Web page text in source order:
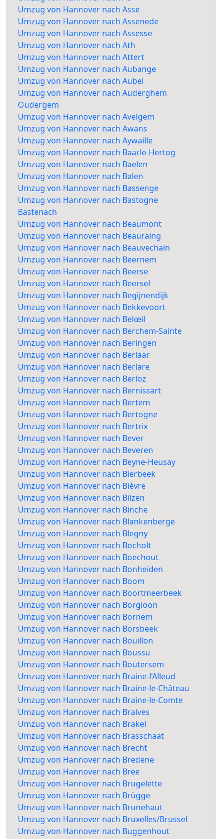
Umzug von Hannover nach Asse
Umzug von Hannover nach Assenede
Umzug von Hannover nach Assesse
Umzug von Hannover nach Ath
Umzug von Hannover nach Attert
Umzug von Hannover nach Aubange
Umzug von Hannover nach Aubel
Umzug von Hannover nach Auderghem
Oudergem
Umzug von Hannover nach Avelgem
Umzug von Hannover nach Awans
Umzug von Hannover nach Aywaille
Umzug von Hannover nach Baarle-Hertog
Umzug von Hannover nach Baelen
Umzug von Hannover nach Balen
Umzug von Hannover nach Bassenge
Umzug von Hannover nach Bastogne
Bastenach
Umzug von Hannover nach Beaumont
Umzug von Hannover nach Beauraing
Umzug von Hannover nach Beauvechain
Umzug von Hannover nach Beernem
Umzug von Hannover nach Beerse
Umzug von Hannover nach Beersel
Umzug von Hannover nach Begijnendijk
Umzug von Hannover nach Bekkevoort
Umzug von Hannover nach Belœil
Umzug von Hannover nach Berchem-Sainte
Umzug von Hannover nach Beringen
Umzug von Hannover nach Berlaar
Umzug von Hannover nach Berlare
Umzug von Hannover nach Berloz
Umzug von Hannover nach Bernissart
Umzug von Hannover nach Bertem
Umzug von Hannover nach Bertogne
Umzug von Hannover nach Bertrix
Umzug von Hannover nach Bever
Umzug von Hannover nach Beveren
Umzug von Hannover nach Beyne-Heusay
Umzug von Hannover nach Bierbeek
Umzug von Hannover nach Bièvre
Umzug von Hannover nach Bilzen
Umzug von Hannover nach Binche
Umzug von Hannover nach Blankenberge
Umzug von Hannover nach Blegny
Umzug von Hannover nach Bocholt
Umzug von Hannover nach Boechout
Umzug von Hannover nach Bonheiden
Umzug von Hannover nach Boom
Umzug von Hannover nach Boortmeerbeek
Umzug von Hannover nach Borgloon
Umzug von Hannover nach Bornem
Umzug von Hannover nach Borsbeek
Umzug von Hannover nach Bouillon
Umzug von Hannover nach Boussu
Umzug von Hannover nach Boutersem
Umzug von Hannover nach Braine-l’Alleud
Umzug von Hannover nach Braine-le-Château
Umzug von Hannover nach Braine-le-Comte
Umzug von Hannover nach Braives
Umzug von Hannover nach Brakel
Umzug von Hannover nach Brasschaat
Umzug von Hannover nach Brecht
Umzug von Hannover nach Bredene
Umzug von Hannover nach Bree
Umzug von Hannover nach Brugelette
Umzug von Hannover nach Brügge
Umzug von Hannover nach Brunehaut
Umzug von Hannover nach Bruxelles/Brussel
Umzug von Hannover nach Buggenhout